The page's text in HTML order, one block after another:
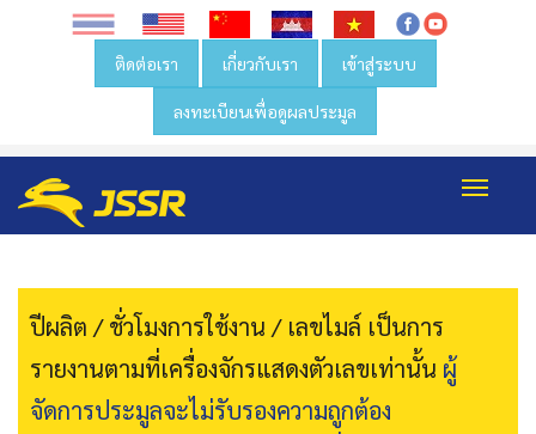
ติดต่อเรา เกี่ยวกับเรา เข้าสู่ระบบ
ลงทะเบียนเพื่อดูผลประมูล
ปีผลิต / ชั่วโมงการใช้งาน / เลขไมล์ เป็นการ
รายงานตามที่เครื่องจักรแสดงตัวเลขเท่านั้น ผู้
จัดการประมูลจะไม่รับรองความถูกต้อง